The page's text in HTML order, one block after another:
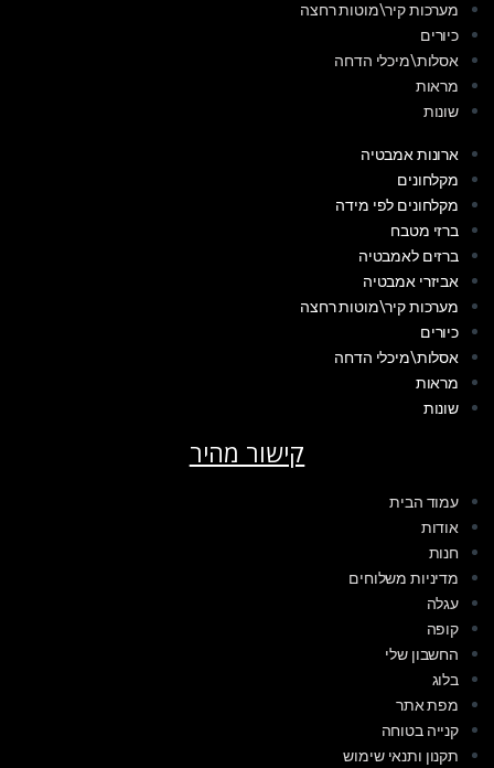
מערכות קיר\מוטות רחצה
כיורים
אסלות\מיכלי הדחה
מראות
שונות
ארונות אמבטיה
מקלחונים
מקלחונים לפי מידה
ברזי מטבח
ברזים לאמבטיה
אביזרי אמבטיה
מערכות קיר\מוטות רחצה
כיורים
אסלות\מיכלי הדחה
מראות
שונות
קישור מהיר
עמוד הבית
אודות
חנות
מדיניות משלוחים
עגלה
קופה
החשבון שלי
בלוג
מפת אתר
קנייה בטוחה
תקנון ותנאי שימוש